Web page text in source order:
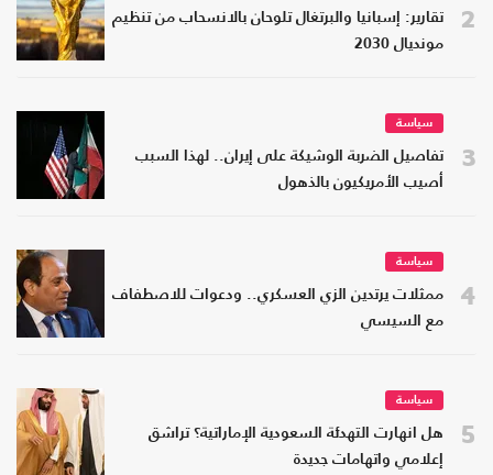
2
تقارير: إسبانيا والبرتغال تلوحان بالانسحاب من تنظيم
مونديال 2030
3
سياسة
تفاصيل الضربة الوشيكة على إيران.. لهذا السبب
أصيب الأمريكيون بالذهول
4
سياسة
ممثلات يرتدين الزي العسكري.. ودعوات للاصطفاف
مع السيسي
5
سياسة
هل انهارت التهدئة السعودية الإماراتية؟ تراشق
إعلامي واتهامات جديدة